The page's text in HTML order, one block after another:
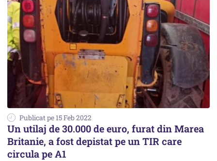
Publicat pe 15 Feb 2022
Un utilaj de 30.000 de euro, furat din Marea
Britanie, a fost depistat pe un TIR care
circula pe A1